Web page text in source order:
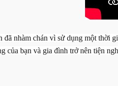
đã nhàm chán vì sử dụng một thời
của bạn và gia đình trở nên tiện